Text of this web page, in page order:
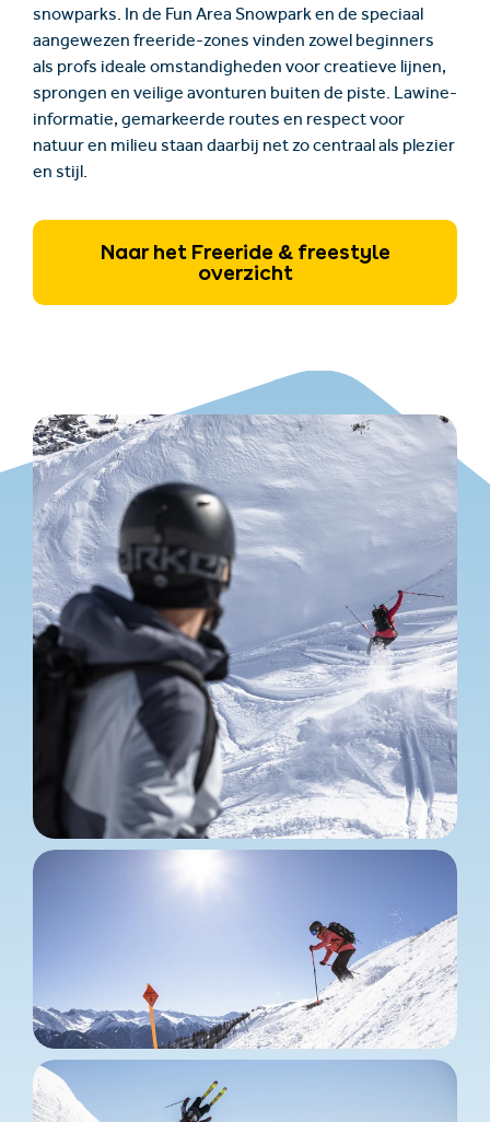
snowparks. In de Fun Area Snowpark en de speciaal
aangewezen freeride-zones vinden zowel beginners
als profs ideale omstandigheden voor creatieve lijnen,
sprongen en veilige avonturen buiten de piste. Lawine-
informatie, gemarkeerde routes en respect voor
natuur en milieu staan daarbij net zo centraal als plezier
en stijl.
Naar het Freeride & freestyle
overzicht